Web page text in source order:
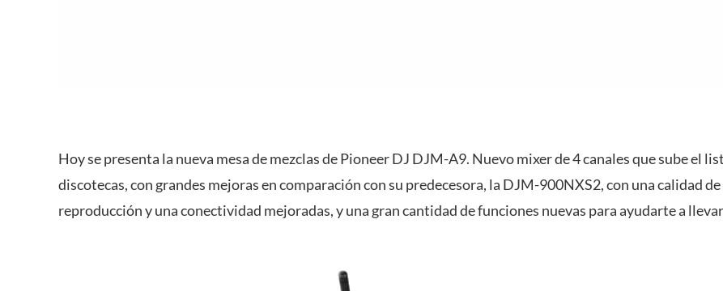
Hoy se presenta la nueva mesa de mezclas de Pioneer DJ DJM-A9. Nuevo mixer de 4 canales que sube el
discotecas, con grandes mejoras en comparación con su predecesora, la DJM-900NXS2, con una calidad
reproducción y una conectividad mejoradas, y una gran cantidad de funciones nuevas para ayudarte a